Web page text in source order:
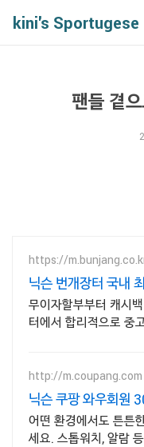
kini's Sportugese
팬들 곁
https://
닉슨 번개장터 국내
거래
무이자할부부터 캐시
터에서 합리적으로 중
http://m.coupang.com
닉슨 쿠팡 와우회원
어떤 환경에서도 튼튼
세요. 스톱워치, 알람